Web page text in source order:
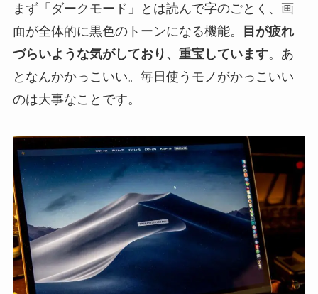
まず「ダークモード」とは読んで字のごとく、画
面が全体的に黒色のトーンになる機能。
目が疲れ
づらいような気がしており、重宝しています。あ
となんかかっこいい。毎日使うモノがかっこいい
のは大事なことです。